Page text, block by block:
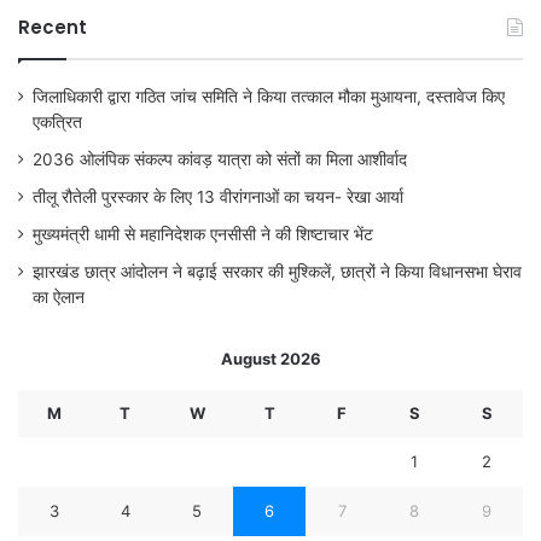
Recent
जिलाधिकारी द्वारा गठित जांच समिति ने किया तत्काल मौका मुआयना, दस्तावेज किए
एकत्रित
2036 ओलंपिक संकल्प कांवड़ यात्रा को संतों का मिला आशीर्वाद
तीलू रौतेली पुरस्कार के लिए 13 वीरांगनाओं का चयन- रेखा आर्या
मुख्यमंत्री धामी से महानिदेशक एनसीसी ने की शिष्टाचार भेंट
झारखंड छात्र आंदोलन ने बढ़ाई सरकार की मुश्किलें, छात्रों ने किया विधानसभा घेराव
का ऐलान
August 2026
M T W T F S S
1 2
3 4 5 6 7 8 9